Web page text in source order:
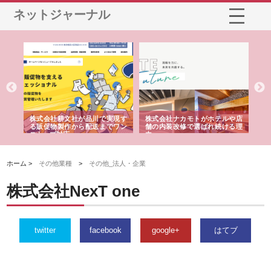
ネットジャーナル
株式会社耕文社が品川で実現す
る販促物製作から配送までワン
ストップ対応
株式会社ナカモトがホテルや店
舗の内装改修で選ばれ続ける理
由
ホーム > その他業種 > その他_法人・企業
株式会社NexT one
twitter facebook google+ はてブ